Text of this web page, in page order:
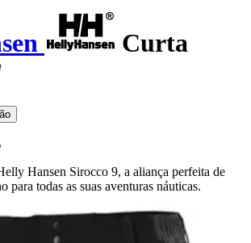
Curta
Hansen Sirocco 9, a aliança perfeita de
para todas as suas aventuras náuticas.